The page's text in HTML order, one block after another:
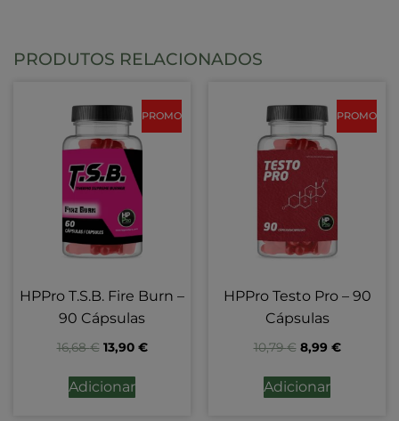
PRODUTOS RELACIONADOS
PROMO
HPPro T.S.B. Fire Burn –
90 Cápsulas
16,68€ 13,90 €
Adicionar
PROMO
HPPro Testo Pro – 90
Cápsulas
10,79€ 8,99 €
Adicionar